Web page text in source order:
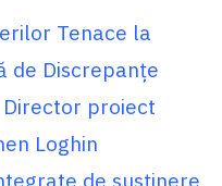
Tenace la
de Discrepanțe
proiect
Loghin
de susținere